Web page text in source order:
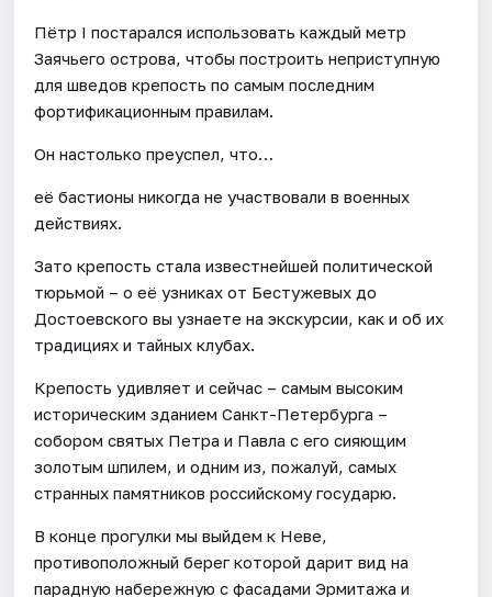
Пётр I постарался использовать каждый метр
Заячьего острова, чтобы построить неприступную
для шведов крепость по самым последним
фортификационным правилам.
Он настолько преуспел, что…
её бастионы никогда не участвовали в военных
действиях.
Зато крепость стала известнейшей политической
тюрьмой – о её узниках от Бестужевых до
Достоевского вы узнаете на экскурсии, как и об их
традициях и тайных клубах.
Крепость удивляет и сейчас – самым высоким
историческим зданием Санкт-Петербурга –
собором святых Петра и Павла с его сияющим
золотым шпилем, и одним из, пожалуй, самых
странных памятников российскому государю.
В конце прогулки мы выйдем к Неве,
противоположный берег которой дарит вид на
парадную набережную с фасадами Эрмитажа и